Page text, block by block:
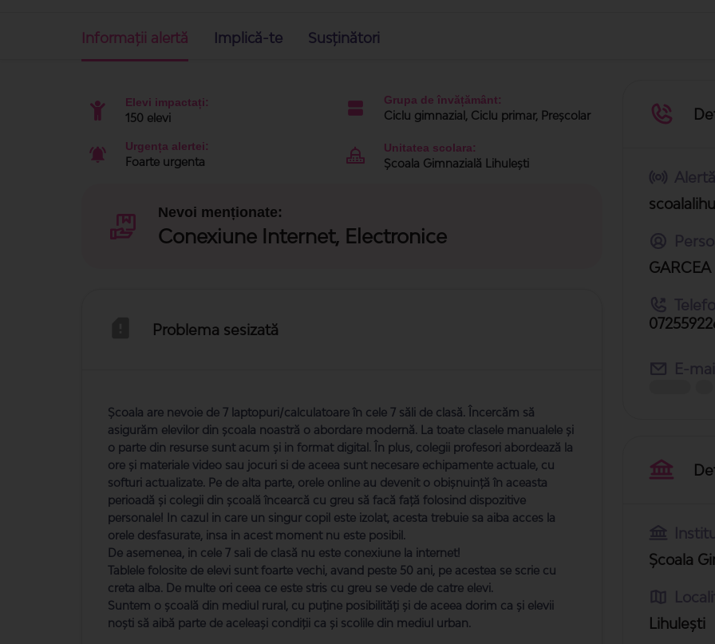
Informații alertă Implică-te Susținători
Elevi impactați:
150 elevi
Grupa de învățământ:
Ciclu gimnazial, Ciclu primar, Preșcolar
Urgența alertei:
Foarte urgenta
Unitatea scolara:
Școala Gimnazială Lihulești
Nevoi menționate:
Conexiune Internet, Electronice
Problema sesizată
Școala are nevoie de 7 laptopuri/calculatoare în cele 7 săli de clasă. Încercăm să
asigurăm elevilor din școala noastră o abordare modernă. La toate clasele manualele și
o parte din resurse sunt acum și in format digital. În plus, colegii profesori abordează la
ore și materiale video sau jocuri si de aceea sunt necesare echipamente actuale, cu
softuri actualizate. Pe de alta parte, orele online au devenit o obișnuință în aceasta
perioadă și colegii din școală încearcă cu greu să facă față folosind dispozitive
personale! In cazul in care un singur copil este izolat, acesta trebuie sa aiba acces la
orele desfasurate, insa in acest moment nu este posibil.
De asemenea, in cele 7 sali de clasă nu este conexiune la internet!
Tablele folosite de elevi sunt foarte vechi, avand peste 50 ani, pe acestea se scrie cu
creta alba. De multe ori ceea ce este stris cu greu se vede de catre elevi.
Suntem o școală din mediul rural, cu puține posibilități și de aceea dorim ca și elevii
noști să aibă parte de aceleași condiții ca și scolile din mediul urban.
E-
Școala
Lihuleşti